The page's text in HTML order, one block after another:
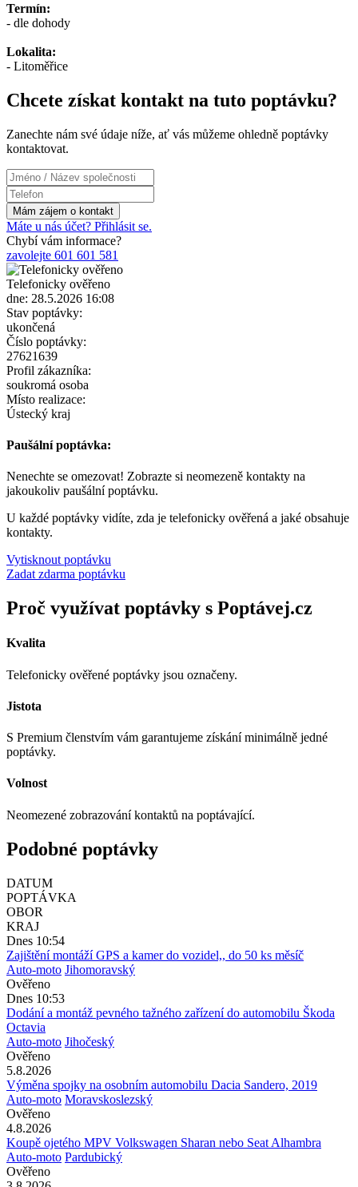
Termín:
- dle dohody
Lokalita:
- Litoměřice
Chcete získat kontakt na tuto poptávku?
Zanechte nám své údaje níže, ať vás můžeme ohledně poptávky
kontaktovat.
Máte u nás účet? Přihlásit se.
Chybí vám informace?
zavolejte 601 601 581
Telefonicky ověřeno
dne: 28.5.2026 16:08
Stav poptávky:
ukončená
Číslo poptávky:
27621639
Profil zákazníka:
soukromá osoba
Místo realizace:
Ústecký kraj
Paušální poptávka:
Nenechte se omezovat! Zobrazte si neomezeně kontakty na
jakoukoliv paušální poptávku.
U každé poptávky vidíte, zda je telefonicky ověřená a jaké obsahuje
kontakty.
Vytisknout poptávku
Zadat zdarma poptávku
Proč využívat poptávky s Poptávej.cz
Kvalita
Telefonicky ověřené poptávky jsou označeny.
Jistota
S Premium členstvím vám garantujeme získání minimálně jedné
poptávky.
Volnost
Neomezené zobrazování kontaktů na poptávající.
Podobné poptávky
DATUM
POPTÁVKA
OBOR
KRAJ
Dnes 10:54
Zajištění montáží GPS a kamer do vozidel,, do 50 ks měsíč
Auto-moto Jihomoravský
Ověřeno
Dnes 10:53
Dodání a montáž pevného tažného zařízení do automobilu Škoda
Octavia
Auto-moto Jihočeský
Ověřeno
5.8.2026
Výměna spojky na osobním automobilu Dacia Sandero, 2019
Auto-moto Moravskoslezský
Ověřeno
4.8.2026
Koupě ojetého MPV Volkswagen Sharan nebo Seat Alhambra
Auto-moto Pardubický
Ověřeno